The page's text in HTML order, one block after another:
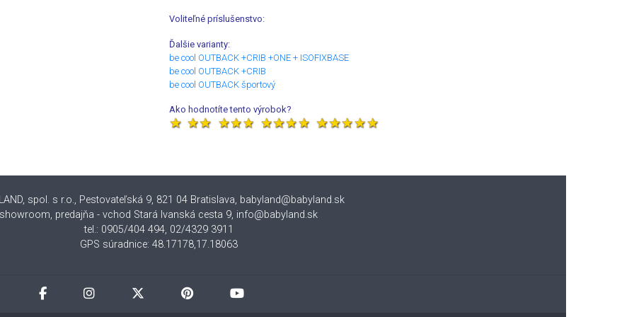
Voliteľné príslušenstvo:
Ďalšie varianty:
be cool OUTBACK +CRIB +ONE + ISOFIXBASE
be cool OUTBACK +CRIB
be cool OUTBACK športový
Ako hodnotíte tento výrobok?
spol. s r.o., Pestovateľská 9, 821 04 Bratislava, babyland@babyland.sk
showroom, predajňa - vchod Stará Ivanská cesta 9, info@babyland.sk
tel.: 0905/404 494, 02/4329 3911
GPS súradnice: 48.17178,17.18063